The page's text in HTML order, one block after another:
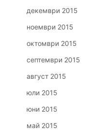
декември 2015
ноември 2015
октомври 2015
септември 2015
август 2015
юли 2015
юни 2015
май 2015